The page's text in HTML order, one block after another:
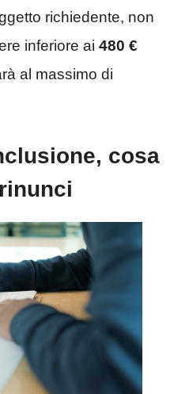
richiedente, non
inferiore ai 480 €
al massimo di
cosa